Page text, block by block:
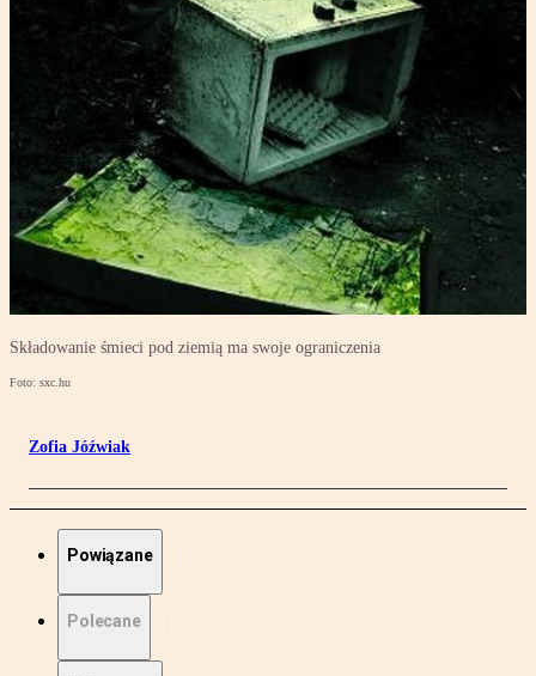
Składowanie śmieci pod ziemią ma swoje ograniczenia
Foto: sxc.hu
Zofia Jóźwiak
Powiązane
Polecane